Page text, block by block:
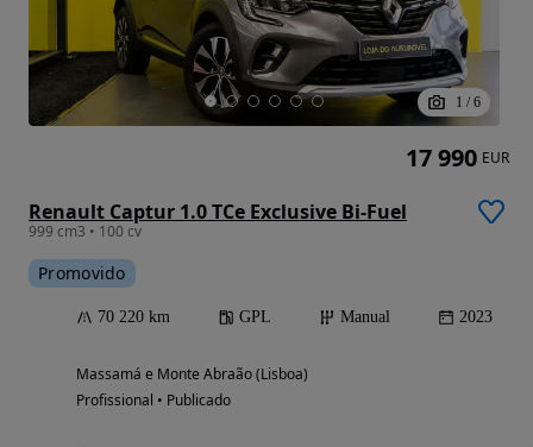
1 / 6
Renault Captur 1.0 TCe Exclusive Bi-Fuel
999 cm3 • 100 cv
Promovido
70 220 km GPL Manual 2023
Massamá e Monte Abraão (Lisboa)
Profissional • Publicado
17 990 EUR